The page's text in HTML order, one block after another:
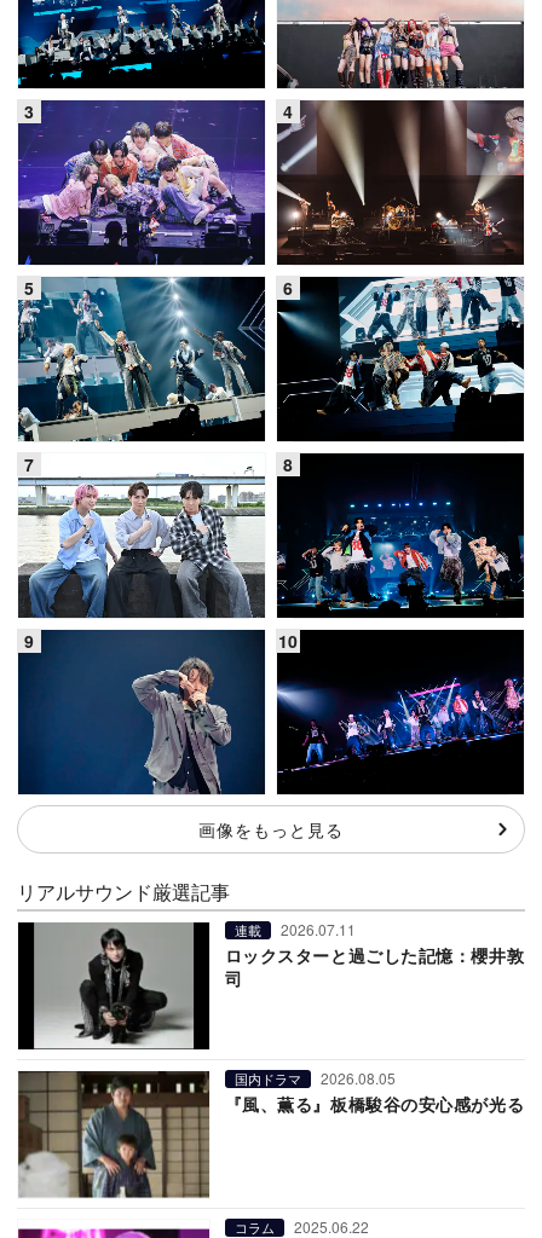
画像をもっと見る
リアルサウンド厳選記事
連載 2026.07.11
ロックスターと過ごした記憶：櫻井敦
司
国内ドラマ 2026.08.05
『風、薫る』板橋駿谷の安心感が光る
コラム 2025.06.22